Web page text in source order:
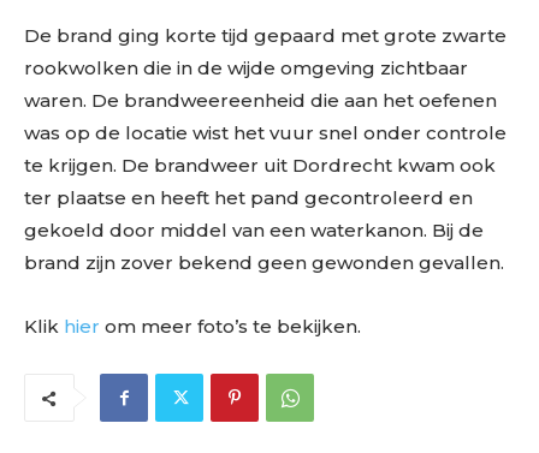
De brand ging korte tijd gepaard met grote zwarte
rookwolken die in de wijde omgeving zichtbaar
waren. De brandweereenheid die aan het oefenen
was op de locatie wist het vuur snel onder controle
te krijgen. De brandweer uit Dordrecht kwam ook
ter plaatse en heeft het pand gecontroleerd en
gekoeld door middel van een waterkanon. Bij de
brand zijn zover bekend geen gewonden gevallen.
Klik hier om meer foto’s te bekijken.